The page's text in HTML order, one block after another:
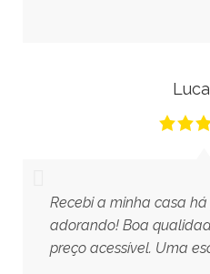
Recebi a minha casa
adorando! Boa
preço acessível. Uma